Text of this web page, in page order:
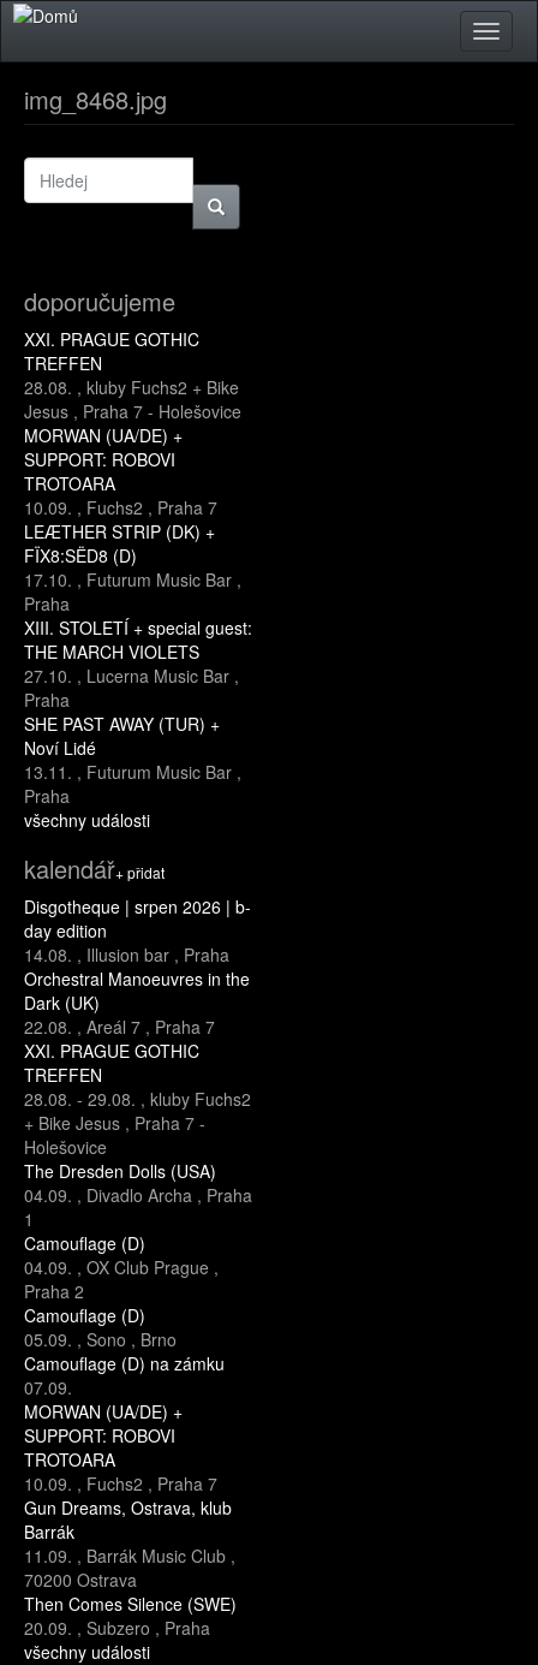
Přejít k hlavnímu obsahu
Toggle
img_8468.jpg
doporučujeme
XXI. PRAGUE GOTHIC
TREFFEN
28.08. , kluby Fuchs2 + Bike
Jesus , Praha 7 - Holešovice
MORWAN (UA/DE) +
SUPPORT: ROBOVI
TROTOARA
10.09. , Fuchs2 , Praha 7
LEÆTHER STRIP (DK) +
FÏX8:SËD8 (D)
17.10. , Futurum Music Bar ,
Praha
XIII. STOLETÍ + special guest:
THE MARCH VIOLETS
27.10. , Lucerna Music Bar ,
Praha
SHE PAST AWAY (TUR) +
Noví Lidé
13.11. , Futurum Music Bar ,
Praha
všechny události
kalendář+ přidat
Disgotheque | srpen 2026 | b-
day edition
14.08. , Illusion bar , Praha
Orchestral Manoeuvres in the
Dark (UK)
22.08. , Areál 7 , Praha 7
XXI. PRAGUE GOTHIC
TREFFEN
28.08. - 29.08. , kluby Fuchs2
+ Bike Jesus , Praha 7 -
Holešovice
The Dresden Dolls (USA)
04.09. , Divadlo Archa , Praha
1
Camouflage (D)
04.09. , OX Club Prague ,
Praha 2
Camouflage (D)
05.09. , Sono , Brno
Camouflage (D) na zámku
07.09.
MORWAN (UA/DE) +
SUPPORT: ROBOVI
TROTOARA
10.09. , Fuchs2 , Praha 7
Gun Dreams, Ostrava, klub
Barrák
11.09. , Barrák Music Club ,
70200 Ostrava
Then Comes Silence (SWE)
20.09. , Subzero , Praha
všechny události